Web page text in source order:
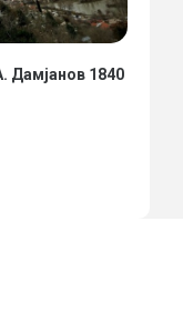
Дамјанов 1840